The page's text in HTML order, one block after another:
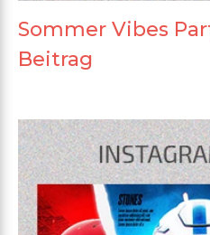
Sommer Vibes
Beitrag